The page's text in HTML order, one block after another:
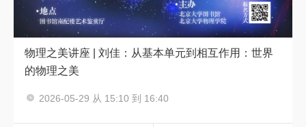
物理之美讲座 | 刘佳：从基本单元到相互作用：世界
的物理之美
主讲人：刘佳
2026-05-29 从 15:10 到 16:40
艺术鉴赏厅